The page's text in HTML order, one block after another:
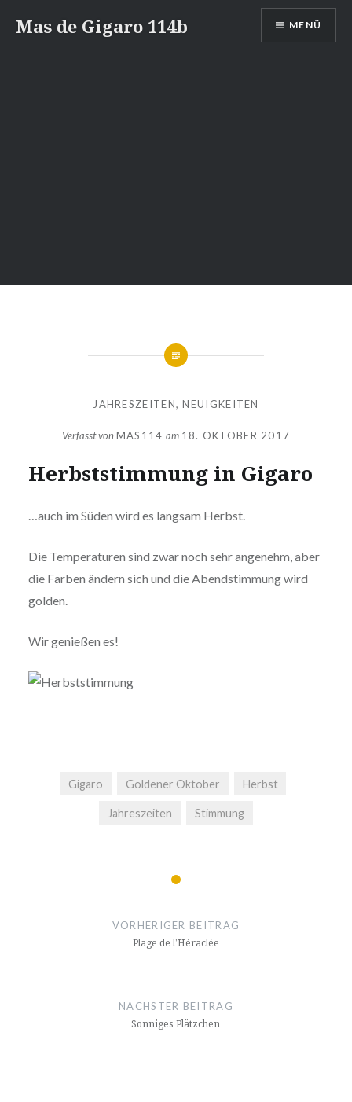
InhaltMas de Gigaro 114b MENÜ
JAHRESZEITEN,NEUIGKEITEN
Verfasst vonMAS114 am 18. OKTOBER 2017
Herbststimmung in Gigaro
…auch im Süden wird es langsam Herbst.
Die Temperaturen sind zwar noch sehr angenehm, aber
die Farben ändern sich und die Abendstimmung wird
golden.
Wir genießen es!
Gigaro Goldener Oktober Herbst
Jahreszeiten Stimmung
Beitragsnavigation
VORHERIGER BEITRAG
Plage de l’Héraclée
NÄCHSTER BEITRAG
Sonniges Plätzchen